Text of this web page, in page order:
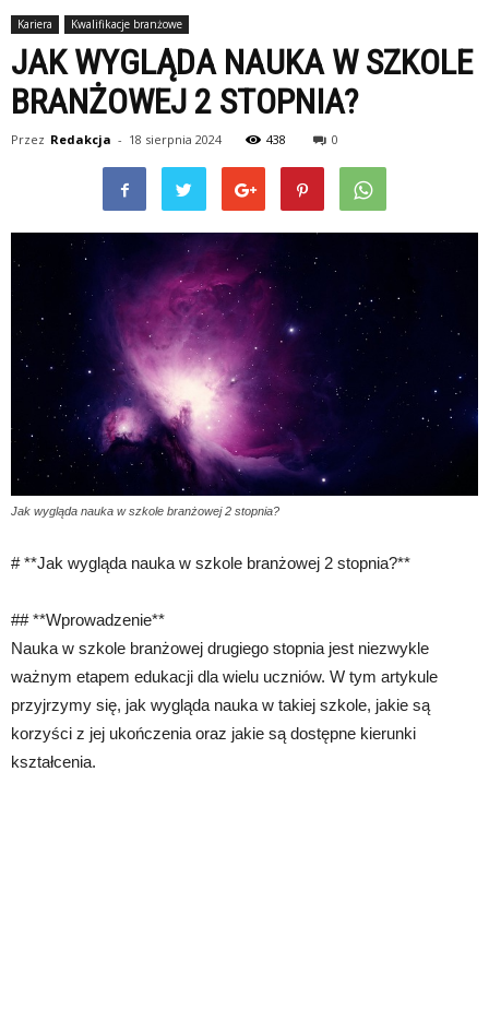
Kariera Kwalifikacje branżowe
JAK WYGLĄDA NAUKA W SZKOLE
BRANŻOWEJ 2 STOPNIA?
Przez Redakcja - 18 sierpnia 2024 438 0
Jak wygląda nauka w szkole branżowej 2 stopnia?
# **Jak wygląda nauka w szkole branżowej 2 stopnia?**
## **Wprowadzenie**
Nauka w szkole branżowej drugiego stopnia jest niezwykle
ważnym etapem edukacji dla wielu uczniów. W tym artykule
przyjrzymy się, jak wygląda nauka w takiej szkole, jakie są
korzyści z jej ukończenia oraz jakie są dostępne kierunki
kształcenia.